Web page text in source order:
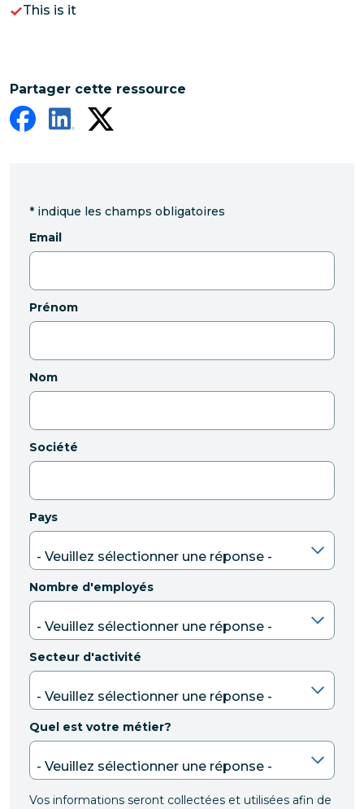
This is it
Partager cette ressource
* indique les champs obligatoires
Email
Prénom
Nom
Société
Pays
Nombre d'employés
Secteur d'activité
Quel est votre métier?
Vos informations seront collectées et utilisées afin de